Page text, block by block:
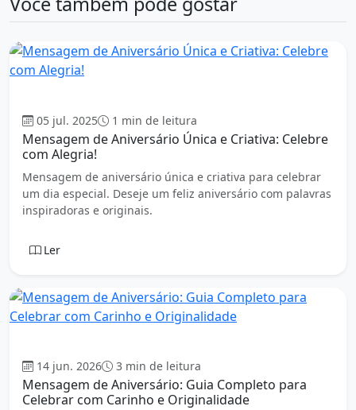
05 jul. 2025 1 min de leitura
Mensagem de Aniversário Única e Criativa: Celebre
com Alegria!
Mensagem de aniversário única e criativa para celebrar
um dia especial. Deseje um feliz aniversário com palavras
inspiradoras e originais.
Ler
14 jun. 2026 3 min de leitura
Mensagem de Aniversário: Guia Completo para
Celebrar com Carinho e Originalidade